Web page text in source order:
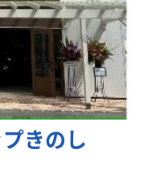
きのし